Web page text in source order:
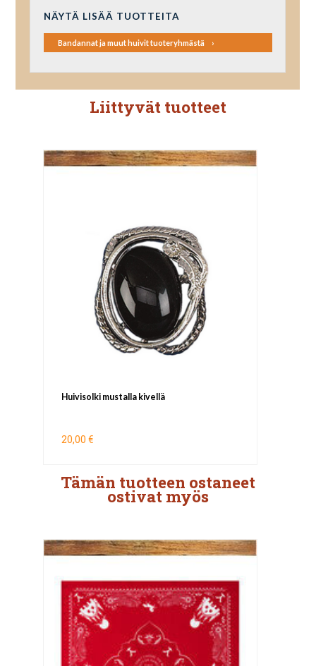
NÄYTÄ LISÄÄ TUOTTEITA
Bandannat ja muut huivit tuoteryhmästä
Liittyvät tuotteet
Huivisolki mustalla kivellä
20,00 €
Tämän tuotteen ostaneet
ostivat myös